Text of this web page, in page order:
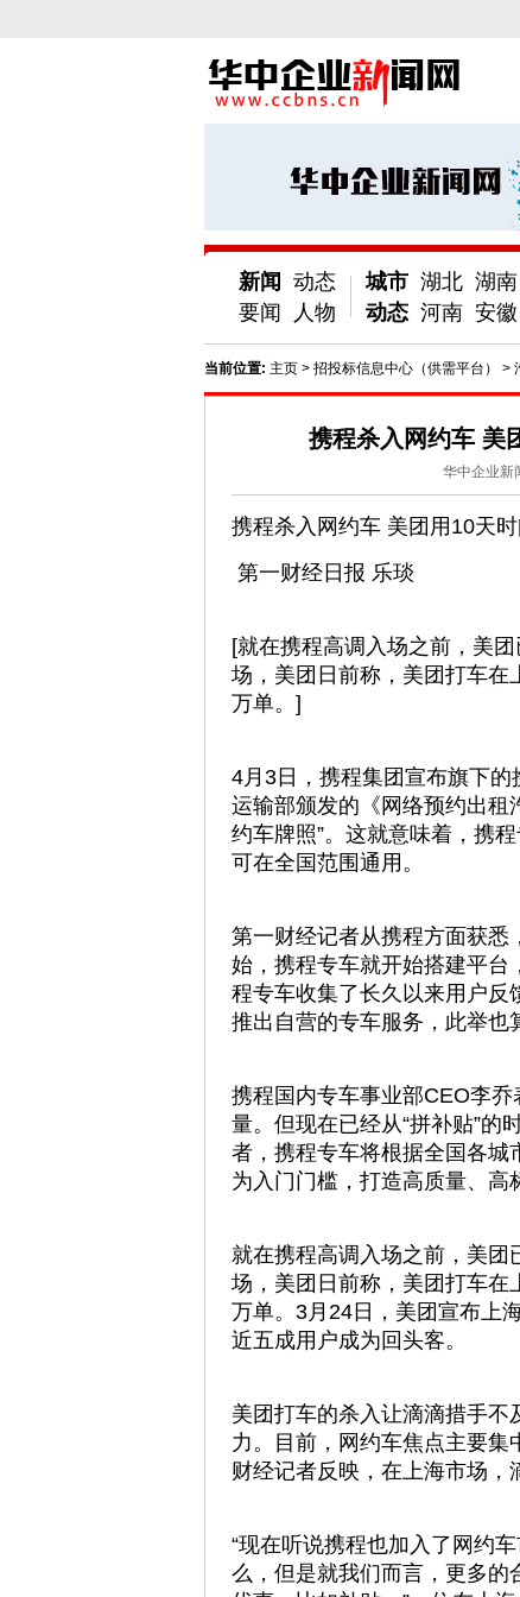
新闻
要闻
动态
人物
城市
动态
湖北 湖南
河南 安徽
当前位置: 主页 > 招投标信息中心（供需平台） >
携程杀入网约车 美
华中企业新
携程杀入网约车 美团用10天
第一财经日报 乐琰
[就在携程高调入场之前，美
场，美团日前称，美团打车在
万单。]
4月3日，携程集团宣布旗下
运输部颁发的《网络预约出租
约车牌照”。这就意味着，携
可在全国范围通用。
第一财经记者从携程方面获悉
始，携程专车就开始搭建平台
程专车收集了长久以来用户反
推出自营的专车服务，此举也
携程国内专车事业部CEO李
量。但现在已经从“拼补贴”的
者，携程专车将根据全国各城
为入门门槛，打造高质量、高
就在携程高调入场之前，美团
场，美团日前称，美团打车在
万单。3月24日，美团宣布上
近五成用户成为回头客。
美团打车的杀入让滴滴措手
力。目前，网约车焦点主要
财经记者反映，在上海市场，
“现在听说携程也加入了网约
么，但是就我们而言，更多的